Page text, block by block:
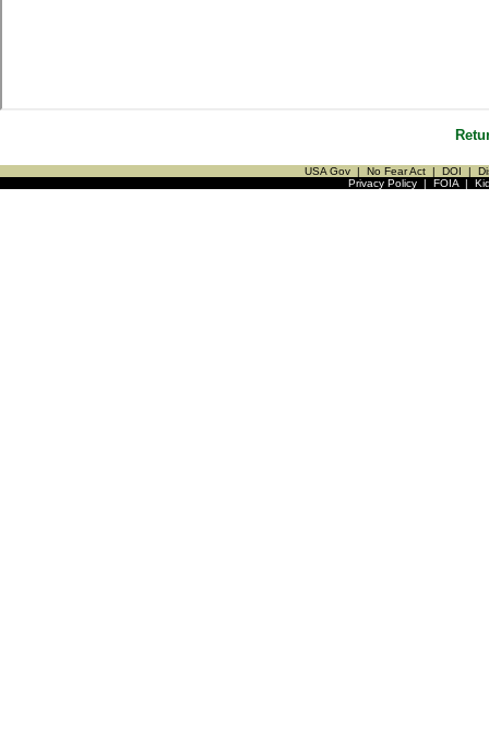
USA Gov | No Fear Act | DOI |
Privacy Policy| FOIA|